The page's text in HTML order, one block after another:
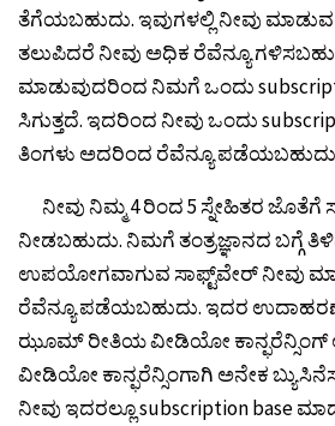
ತೆಗೆಯಬಹುದು. ಇವುಗಳಲ್ಲಿ ನೀವು
ತಲುಪಿದರೆ ನೀವು ಅಧಿಕ ರೆವೆನ್ಯೂ
ಮಾಡುವುದರಿಂದ ನಿಮಗೆ ಒಂದು
ಸಿಗುತ್ತದೆ. ಇದರಿಂದ ನೀವು ಒಂದು
ತಿಂಗಳು ಅದರಿಂದ ರೆವೆನ್ಯೂ
ನೀವು ನಿಮ್ಮ 4 ರಿಂದ 5 ಸ್ನೇಹಿತರ
ನೀಡಬಹುದು. ನಿಮಗೆ ತಂತ್ರಜ್ಞಾನದ ಬಗ್ಗೆ
ಉಪಯೋಗವಾಗುವ ಸಾಫ್ಟ್‌ವೇರ್‌ ನೀವು
ರೆವೆನ್ಯೂ ಪಡೆಯಬಹುದು. ಇದರ
ಝೂಮ್ ರೀತಿಯ ವೀಡಿಯೋ ಕಾನ್ಫರೆನ್ಸಿಂಗ್
ವೀಡಿಯೋ ಕಾನ್ಫರೆನ್ಸಿಂಗಾಗಿ ಅನೇಕ
ನೀವು ಇದರಲ್ಲೂ subscription base